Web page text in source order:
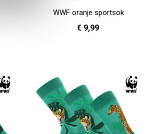
WWF oranje sportsok
€ 9,99